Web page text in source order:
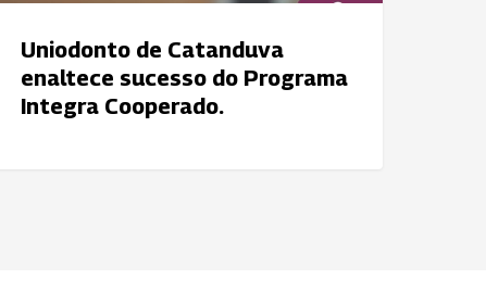
Uniodonto de Catanduva
enaltece sucesso do Programa
Integra Cooperado.